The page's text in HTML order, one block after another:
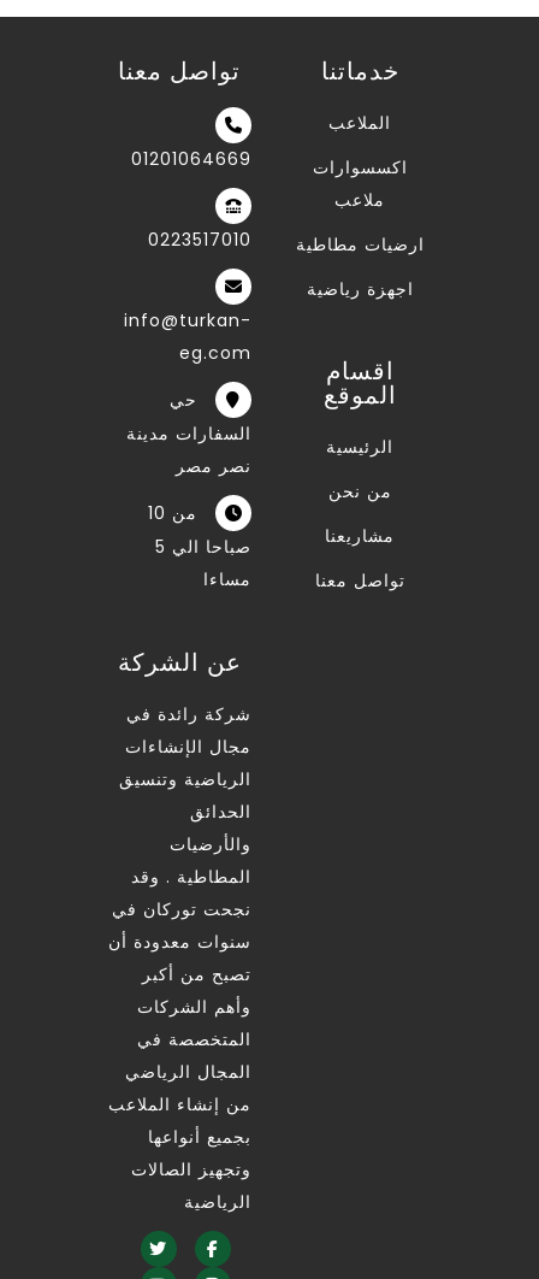
تواصل معنا
01201064669
0223517010
info@turkan-
eg.com
حي
السفارات مدينة
نصر مصر
من 10
صباحا الي 5
مساءا
خدماتنا
الملاعب
اكسسوارات
ملاعب
ارضيات مطاطية
اجهزة رياضية
اقسام
الموقع
الرئيسية
من نحن
مشاريعنا
تواصل معنا
عن الشركة
شركة رائدة في
مجال الإنشاءات
الرياضية وتنسيق
الحدائق
والأرضيات
المطاطية . وقد
نجحت توركان في
سنوات معدودة أن
تصبح من أكبر
وأهم الشركات
المتخصصة في
المجال الرياضي
من إنشاء الملاعب
بجميع أنواعها
وتجهيز الصالات
الرياضية